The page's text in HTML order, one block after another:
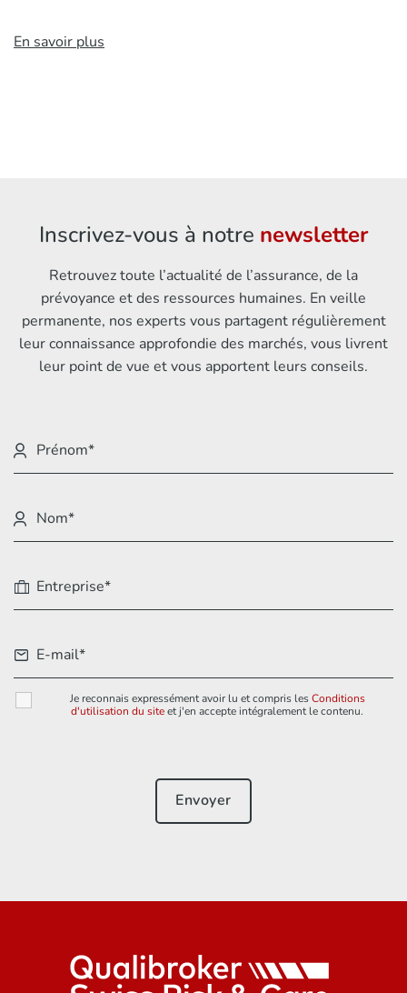
En savoir plus
Inscrivez-vous à notre newsletter
Retrouvez toute l’actualité de l’assurance, de la
prévoyance et des ressources humaines. En veille
permanente, nos experts vous partagent régulièrement
leur connaissance approfondie des marchés, vous livrent
leur point de vue et vous apportent leurs conseils.
Je reconnais expressément avoir lu et compris lesConditions
d'utilisation du siteet j'en accepte intégralement le contenu.